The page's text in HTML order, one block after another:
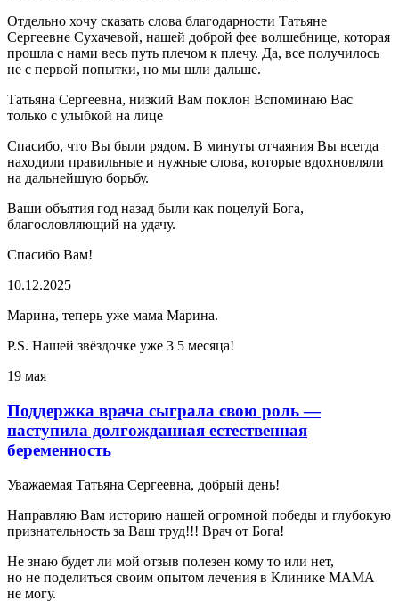
Отдельно хочу сказать слова благодарности Татьяне
Сергеевне Сухачевой, нашей доброй фее волшебнице, которая
прошла с нами весь путь плечом к плечу. Да, все получилось
не с первой попытки, но мы шли дальше.
Татьяна Сергеевна, низкий Вам поклон Вспоминаю Вас
только с улыбкой на лице
Спасибо, что Вы были рядом. В минуты отчаяния Вы всегда
находили правильные и нужные слова, которые вдохновляли
на дальнейшую борьбу.
Ваши объятия год назад были как поцелуй Бога,
благословляющий на удачу.
Спасибо Вам!
10.12.2025
Марина, теперь уже мама Марина.
P.S. Нашей звёздочке уже 3 5 месяца!
19 мая
Поддержка врача сыграла свою роль —
наступила долгожданная естественная
беременность
Уважаемая Татьяна Сергеевна, добрый день!
Направляю Вам историю нашей огромной победы и глубокую
признательность за Ваш труд!!! Врач от Бога!
Не знаю будет ли мой отзыв полезен кому то или нет,
но не поделиться своим опытом лечения в Клинике МАМА
не могу.